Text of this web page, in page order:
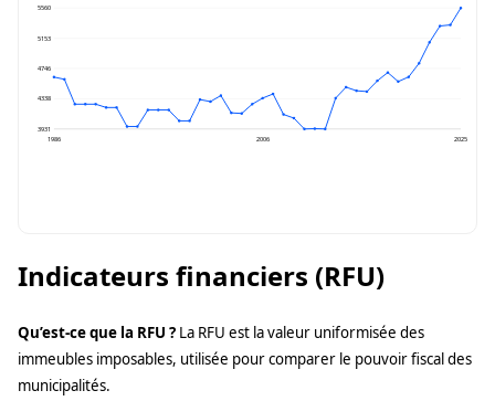
5560
5153
4746
4338
3931
1986
2006 2025
Indicateurs financiers (RFU)
Qu’est-ce que la RFU ? La RFU est la valeur uniformisée des
immeubles imposables, utilisée pour comparer le pouvoir fiscal des
municipalités.